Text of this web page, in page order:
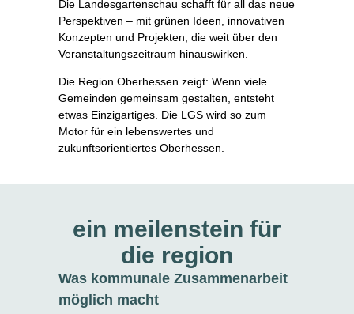
Die Landesgartenschau schafft für all das neue
Perspektiven – mit grünen Ideen, innovativen
Konzepten und Projekten, die weit über den
Veranstaltungszeitraum hinauswirken.
Die Region Oberhessen zeigt: Wenn viele
Gemeinden gemeinsam gestalten, entsteht
etwas Einzigartiges. Die LGS wird so zum
Motor für ein lebenswertes und
zukunftsorientiertes Oberhessen.
ein meilenstein für
die region
Was kommunale Zusammenarbeit
möglich macht
Glühendes Oberhessen -
Vulkan